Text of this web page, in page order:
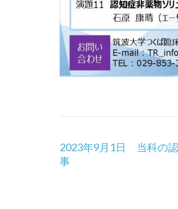
投
稿
2023年9月1日 当科の
事